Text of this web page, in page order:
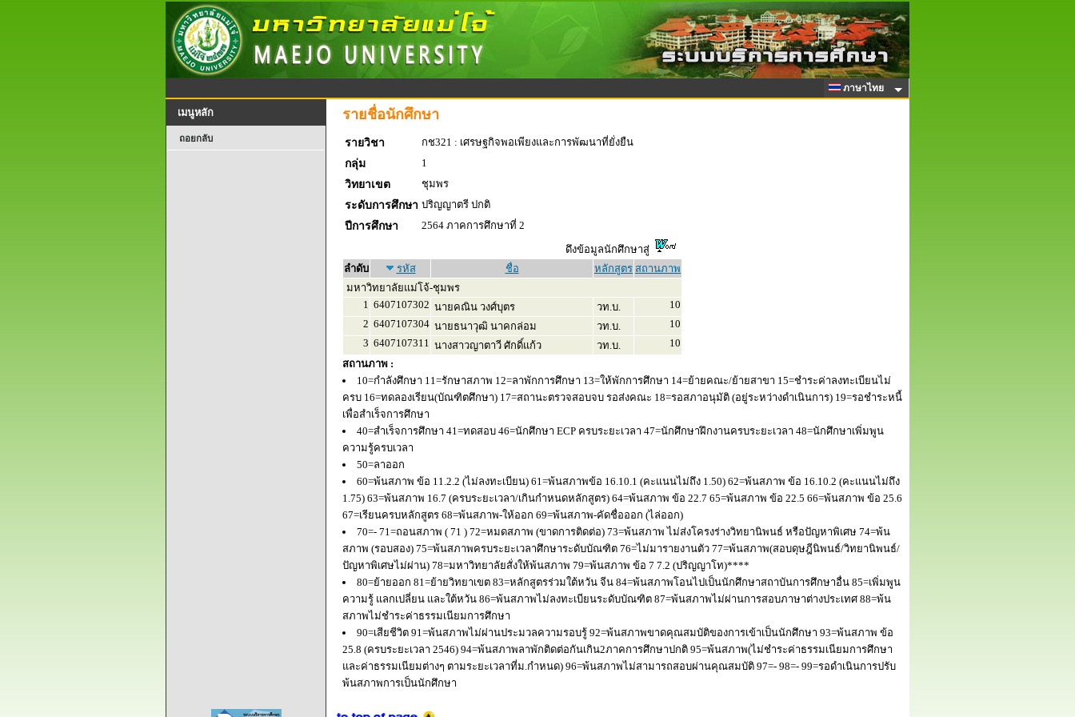
ภาษาไทย
เมนูหลัก
ถอยกลับ
รายชื่อนักศึกษา
รายวิชา
กช321 : เศรษฐกิจพอเพียงและการพัฒนาที่ยั่งยืน
กลุ่ม
1
วิทยาเขต
ชุมพร
ระดับการศึกษา ปริญญาตรี ปกติ
ปีการศึกษา
2564 ภาคการศึกษาที่ 2
ดึงข้อมูลนักศึกษาสู่
ลำดับ
รหัส ชื่อ หลักสูตร สถานภาพ
มหาวิทยาลัยแม่โจ้-ชุมพร
1 6407107302 นายคณิน วงศ์บุตร วท.บ.
10
2 6407107304 นายธนาวุฒิ นาคกล่อม วท.บ.
10
3 6407107311 นางสาวญาตาวี ศักดิ์แก้ว วท.บ.
10
สถานภาพ :
10=กำลังศึกษา 11=รักษาสภาพ 12=ลาพักการศึกษา 13=ให้พักการศึกษา 14=ย้ายคณะ/ย้ายสาขา 15=ชำระค่าลงทะเบียนไม่
ครบ 16=ทดลองเรียน(บัณฑิตศึกษา) 17=สถานะตรวจสอบจบ รอส่งคณะ 18=รอสภาอนุมัติ (อยู่ระหว่างดำเนินการ) 19=รอชำระหนี้
เพื่อสำเร็จการศึกษา
40=สำเร็จการศึกษา 41=ทดสอบ 46=นักศึกษา ECP ครบระยะเวลา 47=นักศึกษาฝึกงานครบระยะเวลา 48=นักศึกษาเพิ่มพูน
ความรู้ครบเวลา
50=ลาออก
60=พ้นสภาพ ข้อ 11.2.2 (ไม่ลงทะเบียน) 61=พ้นสภาพข้อ 16.10.1 (คะแนนไม่ถึง 1.50) 62=พ้นสภาพ ข้อ 16.10.2 (คะแนนไม่ถึง
1.75) 63=พ้นสภาพ 16.7 (ครบระยะเวลา/เกินกำหนดหลักสูตร) 64=พ้นสภาพ ข้อ 22.7 65=พ้นสภาพ ข้อ 22.5 66=พ้นสภาพ ข้อ 25.6
67=เรียนครบหลักสูตร 68=พ้นสภาพ-ให้ออก 69=พ้นสภาพ-คัดชื่อออก (ไล่ออก)
70=- 71=ถอนสภาพ ( 71 ) 72=หมดสภาพ (ขาดการติดต่อ) 73=พ้นสภาพ ไม่ส่งโครงร่างวิทยานิพนธ์ หรือปัญหาพิเศษ 74=พ้น
สภาพ (รอบสอง) 75=พ้นสภาพครบระยะเวลาศึกษาระดับบัณฑิต 76=ไม่มารายงานตัว 77=พ้นสภาพ(สอบดุษฎีนิพนธ์/วิทยานิพนธ์/
ปัญหาพิเศษไม่ผ่าน) 78=มหาวิทยาลัยสั่งให้พ้นสภาพ 79=พ้นสภาพ ข้อ 7 7.2 (ปริญญาโท)****
80=ย้ายออก 81=ย้ายวิทยาเขต 83=หลักสูตรร่วมใต้หวัน จีน 84=พ้นสภาพโอนไปเป็นนักศึกษาสถาบันการศึกษาอื่น 85=เพิ่มพูน
ความรู้ แลกเปลี่ยน และใต้หวัน 86=พ้นสภาพไม่ลงทะเบียนระดับบัณฑิต 87=พ้นสภาพไม่ผ่านการสอบภาษาต่างประเทศ 88=พ้น
สภาพไม่ชำระค่าธรรมเนียมการศึกษา
90=เสียชีวิต 91=พ้นสภาพไม่ผ่านประมวลความรอบรู้ 92=พ้นสภาพขาดคุณสมบัติของการเข้าเป็นนักศึกษา 93=พ้นสภาพ ข้อ
25.8 (ครบระยะเวลา 2546) 94=พ้นสภาพลาพักติดต่อกันเกิน2ภาคการศึกษาปกติ 95=พ้นสภาพ(ไม่ชำระค่าธรรมเนียมการศึกษา
และค่าธรรมเนียมต่างๆ ตามระยะเวลาที่ม.กำหนด) 96=พ้นสภาพไม่สามารถสอบผ่านคุณสมบัติ 97=- 98=- 99=รอดำเนินการปรับ
พ้นสภาพการเป็นนักศึกษา